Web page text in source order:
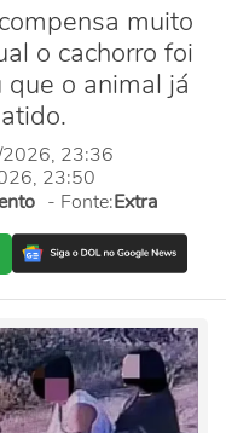
muito
o cachorro foi
o animal já
23:36
23:50
- Fonte:Extra